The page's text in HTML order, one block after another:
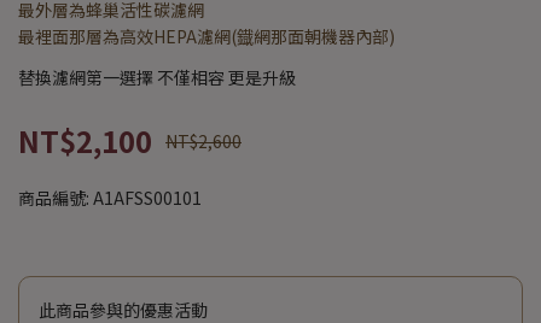
最外層為蜂巢活性碳濾網
最裡面那層為高效HEPA濾網(鐡網那面朝機器內部)
替換濾網第一選擇 不僅相容 更是升級
NT$2,100 NT$2,600
商品編號: A1AFSS00101
此商品參與的優惠活動